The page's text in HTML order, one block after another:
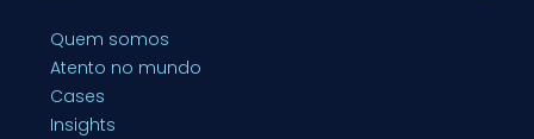
Quem somos
Atento no mundo
Cases
Insights